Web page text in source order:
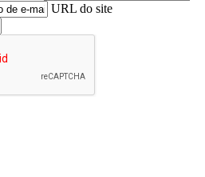
URL do site